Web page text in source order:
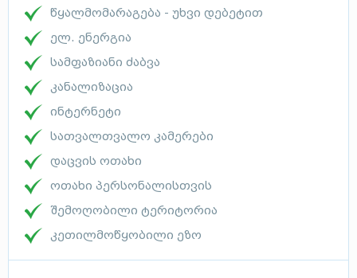
წყალმომარაგება - უხვი დებეტით
ელ. ენერგია
სამფაზიანი ძაბვა
კანალიზაცია
ინტერნეტი
სათვალთვალო კამერები
დაცვის ოთახი
ოთახი პერსონალისთვის
შემოღობილი ტერიტორია
კეთილმოწყობილი ეზო